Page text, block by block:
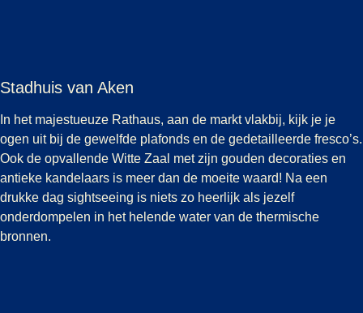
Stadhuis van Aken
In het majestueuze Rathaus, aan de markt vlakbij, kijk je je
ogen uit bij de gewelfde plafonds en de gedetailleerde fresco’s.
Ook de opvallende Witte Zaal met zijn gouden decoraties en
antieke kandelaars is meer dan de moeite waard! Na een
drukke dag sightseeing is niets zo heerlijk als jezelf
onderdompelen in het helende water van de thermische
bronnen.